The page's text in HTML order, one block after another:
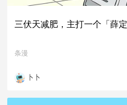
三伏天减肥，主打一个「薛
条漫
卜卜